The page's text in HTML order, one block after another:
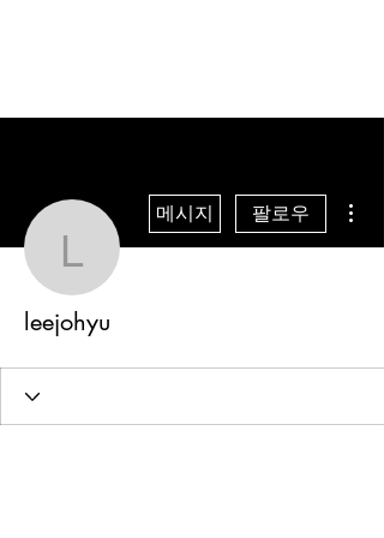
leejohyu
메시지 팔로우
leejohyu